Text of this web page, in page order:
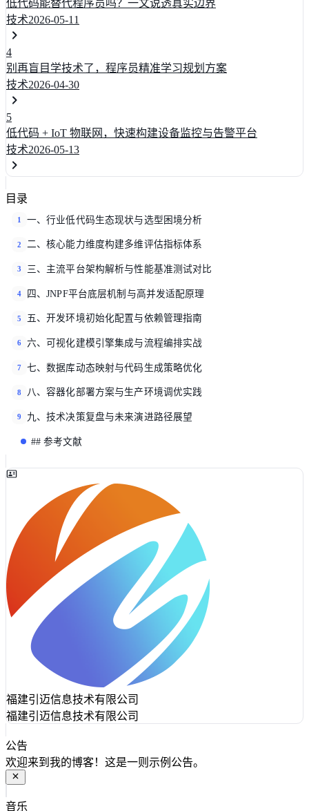
低代码能替代程序员吗？一文说透真实边界
技术2026-05-11
4
别再盲目学技术了，程序员精准学习规划方案
技术2026-04-30
5
低代码 + IoT 物联网，快速构建设备监控与告警平台
技术2026-05-13
目录
1 一、行业低代码生态现状与选型困境分析
2 二、核心能力维度构建多维评估指标体系
3 三、主流平台架构解析与性能基准测试对比
4 四、JNPF平台底层机制与高并发适配原理
5 五、开发环境初始化配置与依赖管理指南
6 六、可视化建模引擎集成与流程编排实战
7 七、数据库动态映射与代码生成策略优化
8 八、容器化部署方案与生产环境调优实践
9 九、技术决策复盘与未来演进路径展望
## 参考文献
福建引迈信息技术有限公司
福建引迈信息技术有限公司
公告
欢迎来到我的博客！这是一则示例公告。
音乐